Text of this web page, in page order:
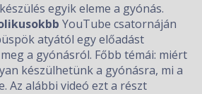
egyik eleme a gyónás.
YouTube csatornáján
atyától egy előadást
a gyónásról. Főbb témái: miért
készülhetünk a gyónásra, mi a
Az alábbi videó ezt a részt